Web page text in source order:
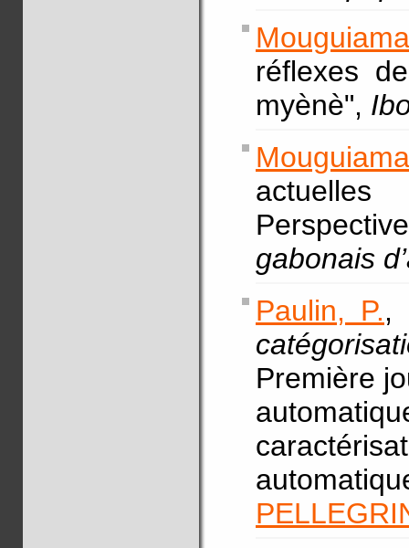
réflexes
myènè",
gabonais
Paulin, P.,
Première